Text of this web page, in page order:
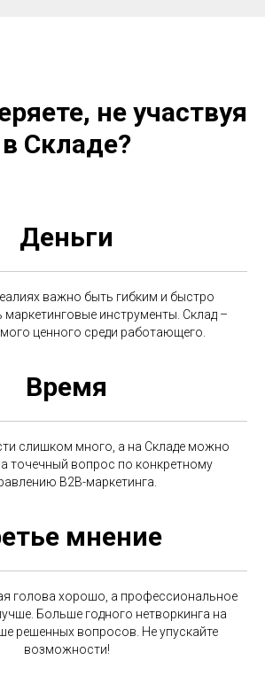
не участвуя
в Складе?
Деньги
важно быть гибким и быстро
маркетинговые инструменты. Склад –
ценного среди работающего.
Время
слишком много, а на Складе можно
точечный вопрос по конкретному
В2В-маркетинга.
мнение
голова хорошо, а профессиональное
Больше годного нетворкинга на
решенных вопросов. Не упускайте
возможности!